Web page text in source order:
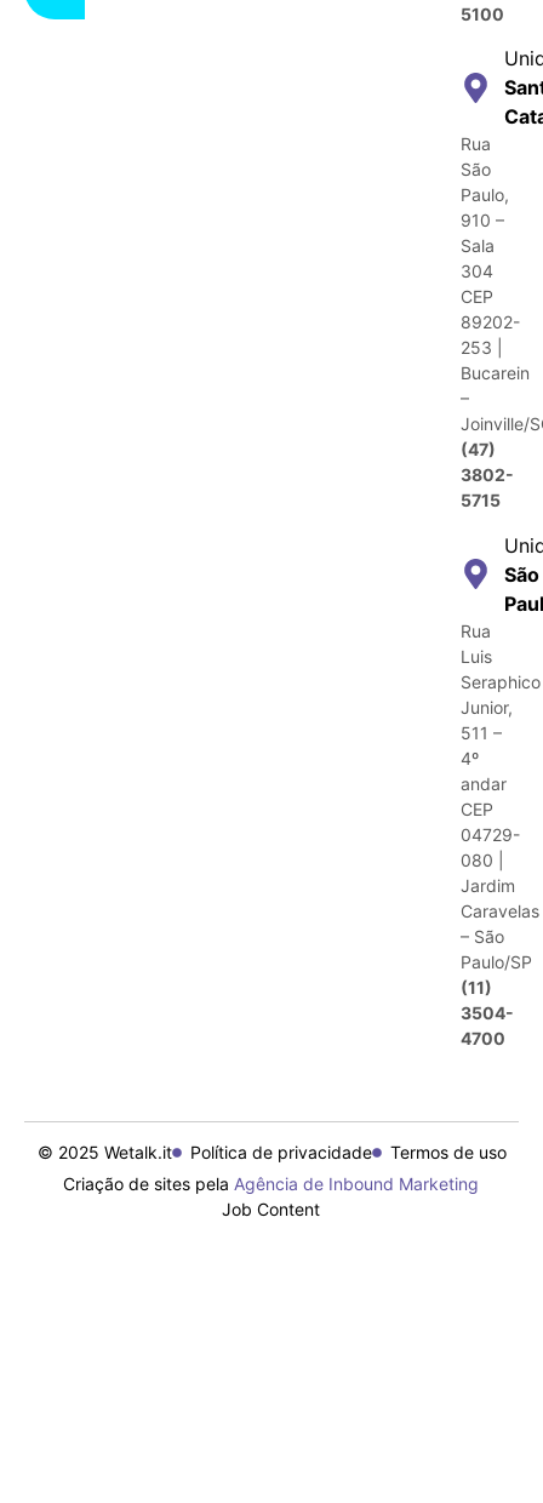
5100
Rua
São
Paulo,
910 –
Sala
304
CEP
89202-
253 |
Bucarein
–
Joinville/
(47)
3802-
5715
São
Rua
Luis
Seraphico
Junior,
511 –
4º
andar
CEP
04729-
080 |
Jardim
Caravelas
– São
Paulo/SP
(11)
3504-
4700
© 2025 Wetalk.it Política de privacidade
Termos de uso
Criação de sites pela Agência de Inbound Marketing
Job Content